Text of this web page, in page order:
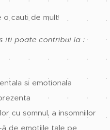
o cauti de mult!
iti poate contribui la :
si emotionala
cu somnul, a insomniilor
de emoțiile tale pe